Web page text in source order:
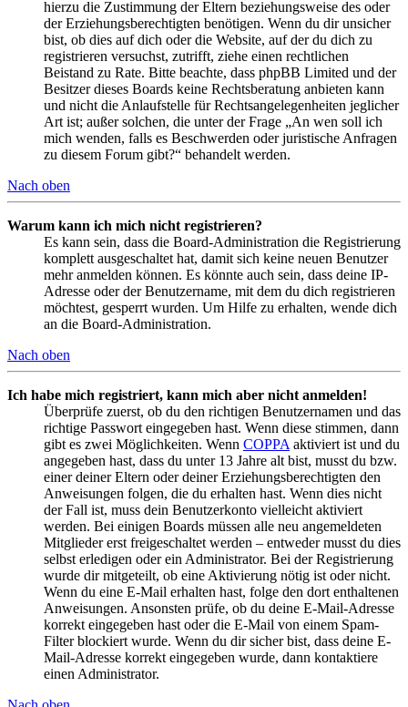
hierzu die Zustimmung der Eltern beziehungsweise des oder
der Erziehungsberechtigten benötigen. Wenn du dir unsicher
bist, ob dies auf dich oder die Website, auf der du dich zu
registrieren versuchst, zutrifft, ziehe einen rechtlichen
Beistand zu Rate. Bitte beachte, dass phpBB Limited und der
Besitzer dieses Boards keine Rechtsberatung anbieten kann
und nicht die Anlaufstelle für Rechtsangelegenheiten jeglicher
Art ist; außer solchen, die unter der Frage „An wen soll ich
mich wenden, falls es Beschwerden oder juristische Anfragen
zu diesem Forum gibt?“ behandelt werden.
Nach oben
Warum kann ich mich nicht registrieren?
Es kann sein, dass die Board-Administration die Registrierung
komplett ausgeschaltet hat, damit sich keine neuen Benutzer
mehr anmelden können. Es könnte auch sein, dass deine IP-
Adresse oder der Benutzername, mit dem du dich registrieren
möchtest, gesperrt wurden. Um Hilfe zu erhalten, wende dich
an die Board-Administration.
Nach oben
Ich habe mich registriert, kann mich aber nicht anmelden!
Überprüfe zuerst, ob du den richtigen Benutzernamen und das
richtige Passwort eingegeben hast. Wenn diese stimmen, dann
gibt es zwei Möglichkeiten. Wenn COPPA aktiviert ist und du
angegeben hast, dass du unter 13 Jahre alt bist, musst du bzw.
einer deiner Eltern oder deiner Erziehungsberechtigten den
Anweisungen folgen, die du erhalten hast. Wenn dies nicht
der Fall ist, muss dein Benutzerkonto vielleicht aktiviert
werden. Bei einigen Boards müssen alle neu angemeldeten
Mitglieder erst freigeschaltet werden – entweder musst du dies
selbst erledigen oder ein Administrator. Bei der Registrierung
wurde dir mitgeteilt, ob eine Aktivierung nötig ist oder nicht.
Wenn du eine E-Mail erhalten hast, folge den dort enthaltenen
Anweisungen. Ansonsten prüfe, ob du deine E-Mail-Adresse
korrekt eingegeben hast oder die E-Mail von einem Spam-
Filter blockiert wurde. Wenn du dir sicher bist, dass deine E-
Mail-Adresse korrekt eingegeben wurde, dann kontaktiere
einen Administrator.